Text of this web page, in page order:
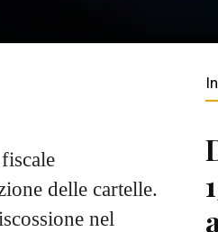
delle cartelle.
nel